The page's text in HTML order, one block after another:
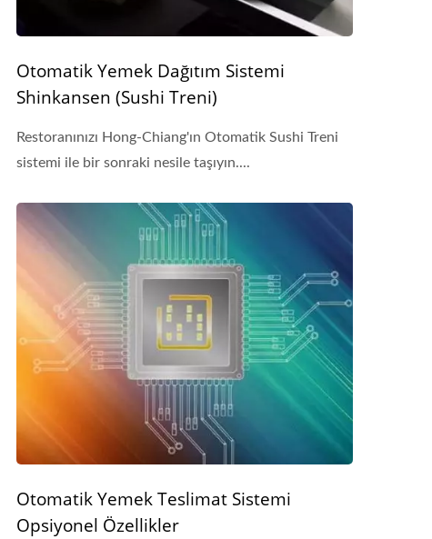
Otomatik Yemek Dağıtım Sistemi
Shinkansen (Sushi Treni)
Restoranınızı Hong-Chiang'ın Otomatik Sushi Treni
sistemi ile bir sonraki nesile taşıyın....
Otomatik Yemek Teslimat Sistemi
Opsiyonel Özellikler